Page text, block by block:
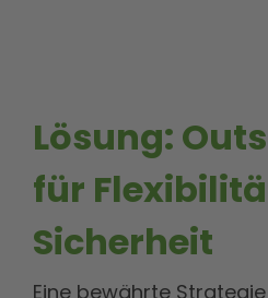
Lösung:
für
Sicherheit
Eine bewährte